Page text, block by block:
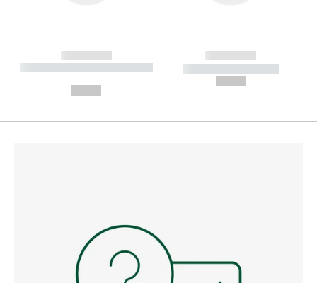
------------
----------- ----------- --------
------------
----------- -----------